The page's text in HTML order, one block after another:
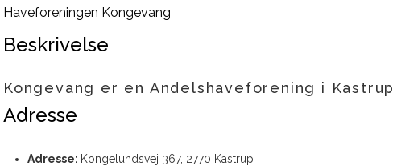
Haveforeningen Kongevang
Beskrivelse
Kongevang er en Andelshaveforening i Kastrup
Adresse
Adresse: Kongelundsvej 367, 2770 Kastrup